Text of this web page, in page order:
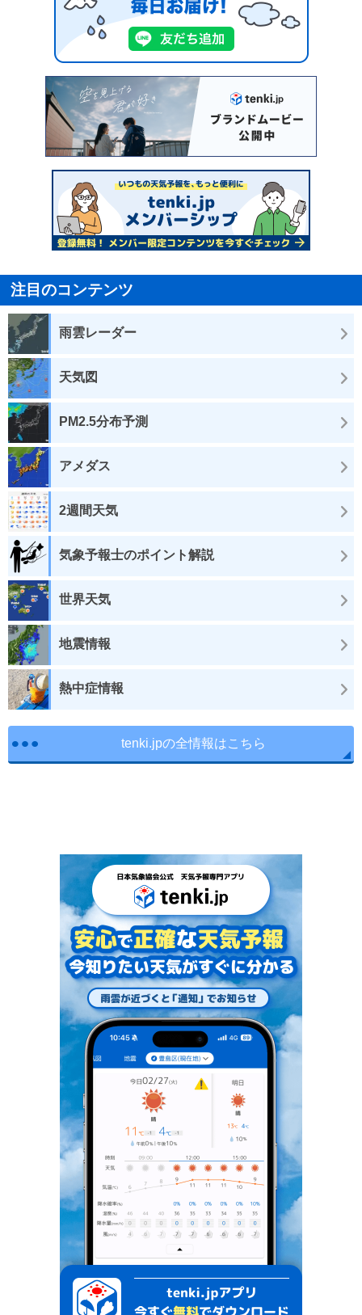
注目のコンテンツ
雨雲レーダー
天気図
PM2.5分布予測
アメダス
2週間天気
気象予報士のポイント解説
世界天気
地震情報
熱中症情報
tenki.jpの全情報はこちら